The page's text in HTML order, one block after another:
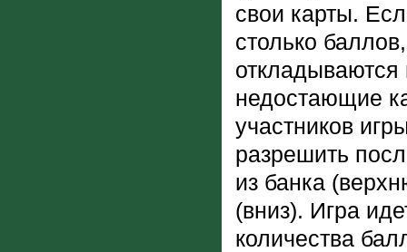
свои карты.
столько
откладываются
недостающие
участников
разрешить
из банка
(вниз). Игра
количества